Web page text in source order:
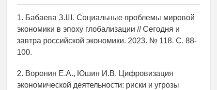
1. Бабаева З.Ш. Социальные проблемы мировой
экономики в эпоху глобализации // Сегодня и
завтра российской экономики. 2023. № 118. С. 88-
100.
2. Воронин Е.А., Юшин И.В. Цифровизация
экономической деятельности: риски и угрозы